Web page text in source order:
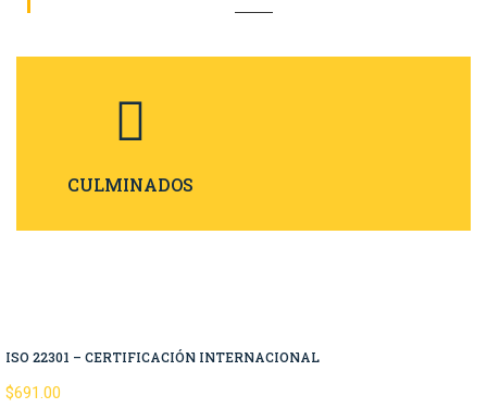
CULMINADOS
ISO 22301 – CERTIFICACIÓN INTERNACIONAL
$691.00